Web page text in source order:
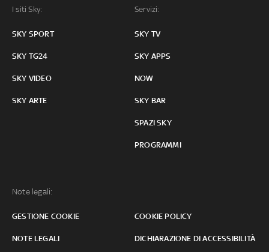
I siti Sky:
SKY SPORT
SKY TG24
SKY VIDEO
SKY ARTE
Servizi:
SKY TV
SKY APPS
NOW
SKY BAR
SPAZI SKY
PROGRAMMI
Note legali:
GESTIONE COOKIE COOKIE POLICY
NOTE LEGALI DICHIARAZIONE DI ACCESSIBILITÀ